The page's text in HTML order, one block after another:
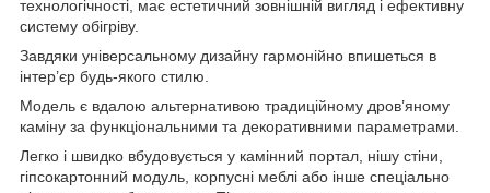
технологічності, має естетичний зовнішній вигляд і ефективну
систему обігріву.
Завдяки універсальному дизайну гармонійно впишеться в
інтер’єр будь-якого стилю.
Модель є вдалою альтернативою традиційному дров’яному
каміну за функціональними та декоративними параметрами.
Легко і швидко вбудовується у камінний портал, нішу стіни,
гіпсокартонний модуль, корпусні меблі або інше спеціально